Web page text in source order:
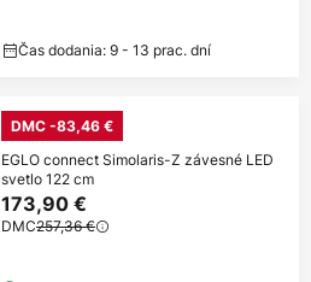
Čas dodania: 9 - 13 prac. dní
DMC -83,46 €
EGLO connect Simolaris-Z závesné LED
svetlo 122 cm
173,90 €
DMC257,36 €